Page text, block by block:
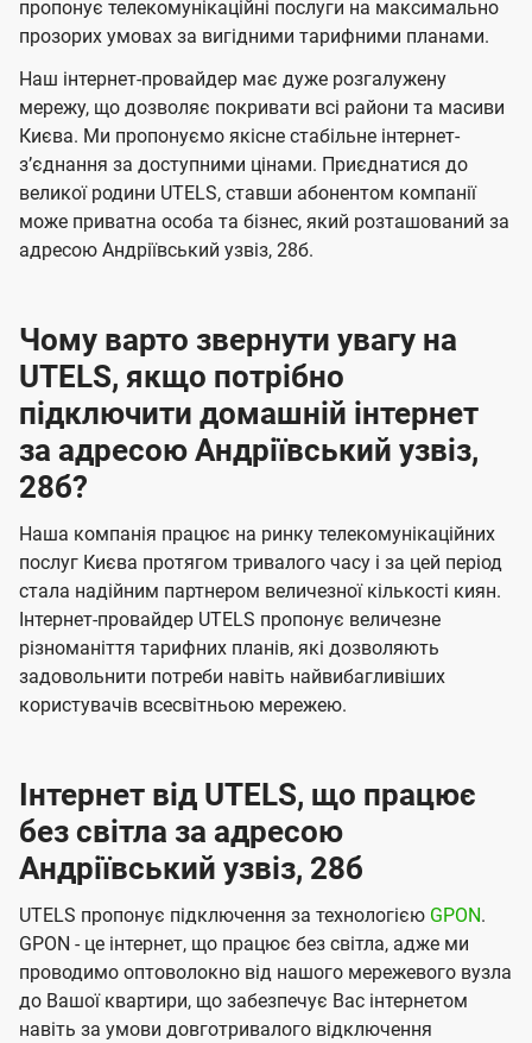
ї
U
t
e
l
s
а
ч
е
н
н
я
а
ч
е
н
н
я
пропонує телекомунікаційні послуги на максимально
прозорих умовах за вигідними тарифними планами.
Наш інтернет-провайдер має дуже розгалужену
мережу, що дозволяє покривати всі райони та масиви
Києва. Ми пропонуємо якісне стабільне інтернет-
зʼєднання за доступними цінами. Приєднатися до
великої родини UTELS, ставши абонентом компанії
може приватна особа та бізнес, який розташований за
адресою Андріївський узвіз, 28б.
Чому варто звернути увагу на
UTELS, якщо потрібно
підключити домашній інтернет
за адресою Андріївський узвіз,
28б?
Наша компанія працює на ринку телекомунікаційних
послуг Києва протягом тривалого часу і за цей період
стала надійним партнером величезної кількості киян.
Інтернет-провайдер UTELS пропонує величезне
різноманіття тарифних планів, які дозволяють
задовольнити потреби навіть найвибагливіших
користувачів всесвітньою мережею.
Інтернет від UTELS, що працює
без світла за адресою
Андріївський узвіз, 28б
UTELS пропонує підключення за технологією GPON.
GPON - це інтернет, що працює без світла, адже ми
проводимо оптоволокно від нашого мережевого вузла
до Вашої квартири, що забезпечує Вас інтернетом
навіть за умови довготривалого відключення